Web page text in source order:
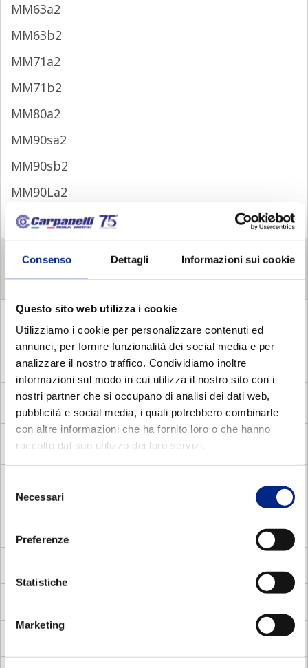
Consenso Dettagli Informazioni sui cookie
Questo sito web utilizza i cookie
Utilizziamo i cookie per personalizzare contenuti ed
annunci, per fornire funzionalità dei social media e per
analizzare il nostro traffico. Condividiamo inoltre
informazioni sul modo in cui utilizza il nostro sito con i
nostri partner che si occupano di analisi dei dati web,
pubblicità e social media, i quali potrebbero combinarle
con altre informazioni che ha fornito loro o che hanno
raccolto dal suo utilizzo dei loro servizi.
delNecessari
Preferenze
Statistiche
Marketing
MM63a2
MM63b2
MM71a2
MM71b2
MM80a2
MM90sa2
MM90sb2
MM90La2
MM100a2
MM 6 POLI
MADE
Disgiuntore Elettronico
MADC
Motori Autofrenanti Asincroni Monofase con
Disgiuntore Centrifugo
MADV
Motori Autofrenanti Asincroni Monofase con
Disgiuntore voltmetrico
MDE
Motori Elettrici Asincroni Monofase con Disgiuntore
Motori Elettrici Asincroni Monofase con Disgiuntore
centrifugo
polarità
Motori Elettrici Vettoriali compatti quadrati